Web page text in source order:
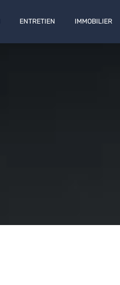
ENTRETIEN IMMOBILIER